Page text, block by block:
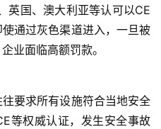
英国、澳大利亚等认可以CE
通过灰色渠道进入，一旦被
业面临高额罚款。
要求所有设施符合当地安全
等权威认证，发生安全事故